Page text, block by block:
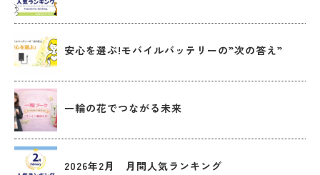
安心を選ぶ!モバイルバッテリーの”次の答え”
一輪の花でつながる未来
2026年2月 月間人気ランキング